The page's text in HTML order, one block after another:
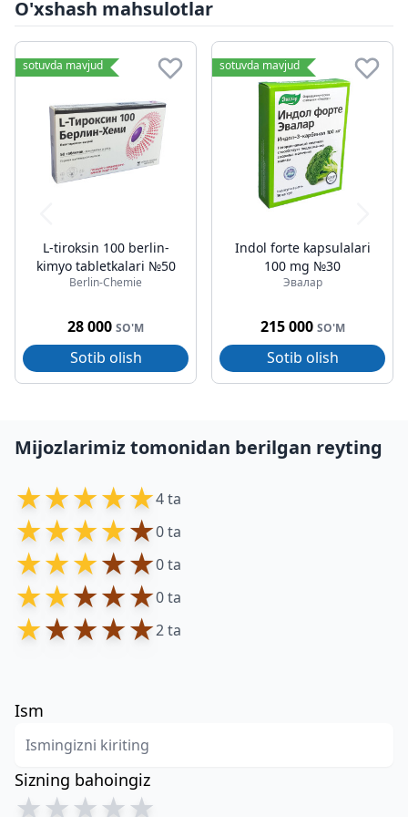
O'xshash mahsulotlar
sotuvda mavjud
L-tiroksin 100 berlin-
kimyo tabletkalari №50
Berlin-Chemie
28 000 SO'M
Sotib olish
sotuvda mavjud
Indol forte kapsulalari
100 mg №30
Эвалар
215 000 SO'M
Sotib olish
Mijozlarimiz tomonidan berilgan reyting
★★★★★4 ta
★★★★★0 ta
★★★★★0 ta
★★★★★0 ta
★★★★★2 ta
Ism
Sizning bahoingiz
★★★★★